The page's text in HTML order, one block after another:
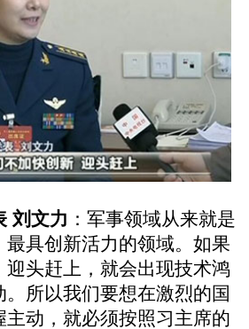
刘文力 ：军事领域从来就是
最具创新活力的领域。如果
头赶上，就会出现技术鸿
所以我们要想在激烈的国
主动，就必须按照习主席的